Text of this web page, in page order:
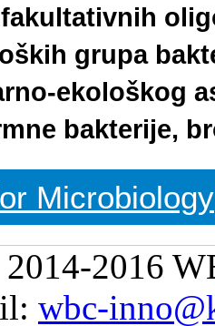
grupa
ekološkog
bakterije,
Microbiology
2016
wbc-